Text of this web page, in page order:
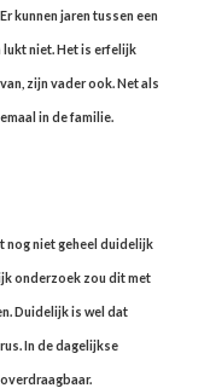
kunnen jaren tussen een
lukt niet. Het is erfelijk
zijn vader ook. Net als
in de familie.
nog niet geheel duidelijk
onderzoek zou dit met
Duidelijk is wel dat
In de dagelijkse